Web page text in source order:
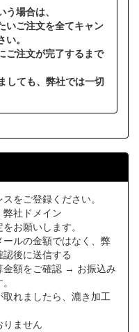
場合は、
いご注文を全てキャン
。
ご注文が完了するまで
しても、弊社では一切
をご登録ください。
社ドメイン
お願いします。
ルの金額ではなく、弊
後に送信する
額をご確認 → お振込み
れましたら、漉き加工
ません